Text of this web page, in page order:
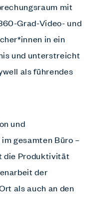
mit
Grad-Video- und
in ein
und unterstreicht
als führendes
und
gesamten Büro –
die Produktivität
der
als auch an den